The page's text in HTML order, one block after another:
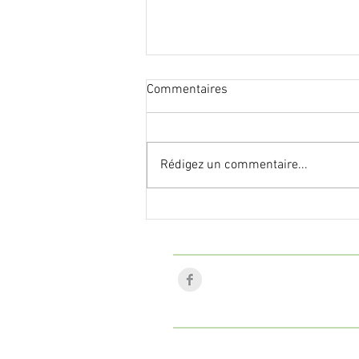
Notre boîte à outils
Commentaires
Rédigez un commentaire...